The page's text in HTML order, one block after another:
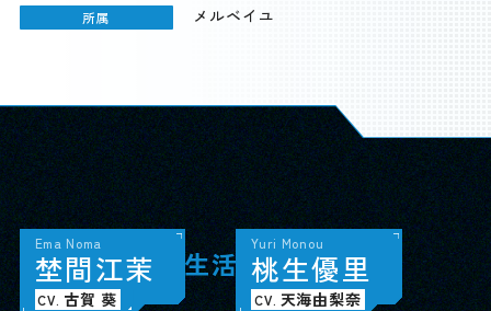
所属 メルベイユ
SSS（生活相談室）
Hero
主人公
CV. 小松昌平
Aruka Arisaka
有坂或花
CV. 鈴木みのり
Taki Sukina
漉名多喜
CV. 堂島颯人
Sota Kodaki
小瀧奏汰
CV. 大野智敬
Noa Hatsuse
初瀬乃愛
CV. 田嶌紗蘭
Taiga Tsukiyama
月山大河
CV. 深町寿成
Ema Noma
埜間江茉
CV. 古賀 葵
Yuri Monou
桃生優里
CV. 天海由梨奈